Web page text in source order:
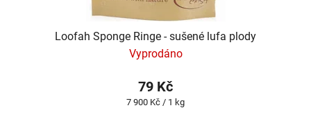
Loofah Sponge Ringe - sušené lufa plody
Vyprodáno
79 Kč
Měrná
7 900 Kč / 1 kg